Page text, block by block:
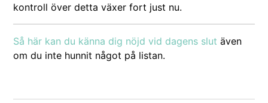
kon­troll över det­ta väx­er fort just nu.
Så här kan du kän­na dig nöjd vid dagens slut även
om du inte hun­nit något på listan.